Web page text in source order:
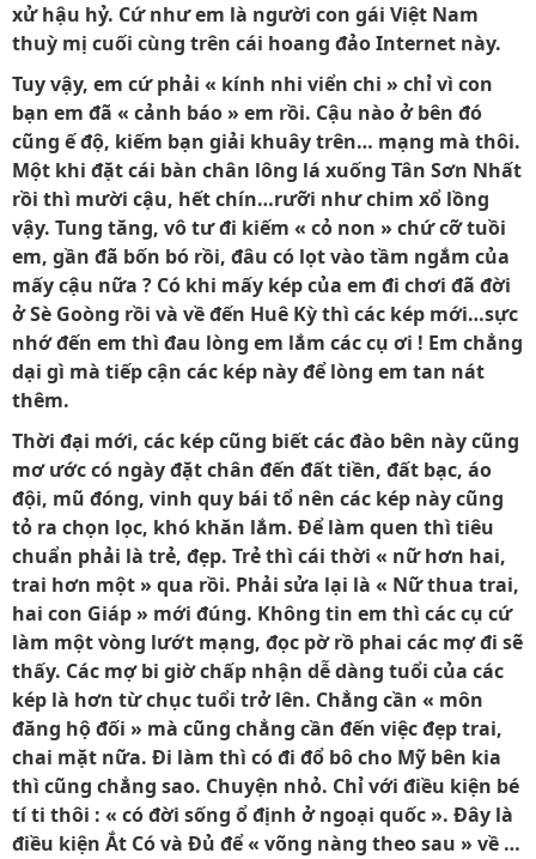
xử hậu hỷ. Cứ như em là người con gái Việt Nam
thuỳ mị cuối cùng trên cái hoang đảo Internet này.
Tuy vậy, em cứ phải « kính nhi viển chi » chỉ vì con
bạn em đã « cảnh báo » em rồi. Cậu nào ở bên đó
cũng ế độ, kiếm bạn giải khuây trên… mạng mà thôi.
Một khi đặt cái bàn chân lông lá xuống Tân Sơn Nhất
rồi thì mười cậu, hết chín…rưỡi như chim xổ lồng
vậy. Tung tăng, vô tư đi kiếm « cỏ non » chứ cỡ tuồi
em, gần đã bốn bó rồi, đâu có lọt vào tầm ngắm của
mấy cậu nữa ? Có khi mấy kép của em đi chơi đã đời
ở Sè Goòng rồi và về đến Huê Kỳ thì các kép mới…sực
nhớ đến em thì đau lòng em lắm các cụ ơi ! Em chẳng
dại gì mà tiếp cận các kép này để lòng em tan nát
thêm.
Thời đại mới, các kép cũng biết các đào bên này cũng
mơ ước có ngày đặt chân đến đất tiền, đất bạc, áo
đội, mũ đóng, vinh quy bái tổ nên các kép này cũng
tỏ ra chọn lọc, khó khăn lắm. Ðể làm quen thì tiêu
chuẩn phải là trẻ, đẹp. Trẻ thì cái thời « nữ hơn hai,
trai hơn một » qua rồi. Phải sửa lại là « Nữ thua trai,
hai con Giáp » mới đúng. Không tin em thì các cụ cứ
làm một vòng lướt mạng, đọc pờ rồ phai các mợ đi sẽ
thấy. Các mợ bi giờ chấp nhận dễ dàng tuổi của các
kép là hơn từ chục tuổi trở lên. Chẳng cần « môn
đăng hộ đối » mà cũng chẳng cần đến việc đẹp trai,
chai mặt nữa. Đi làm thì có đi đổ bô cho Mỹ bên kia
thì cũng chẳng sao. Chuyện nhỏ. Chỉ với điều kiện bé
tí ti thôi : « có đời sống ổ định ở ngoại quốc ». Ðây là
điều kiện Ắt Có và Ðủ để « võng nàng theo sau » về …